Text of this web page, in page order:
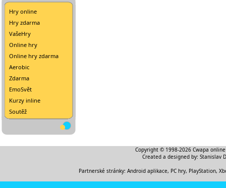
Hry online
Hry zdarma
VašeHry
Online hry
Online hry zdarma
Aerobic
Zdarma
EmoSvět
Kurzy inline
Soutěž
Copyright © 1998-2026 Cwapa
Created a designed by: Stanislav
Partnerské stránky: Android aplikace, PC hry, PlayStation,